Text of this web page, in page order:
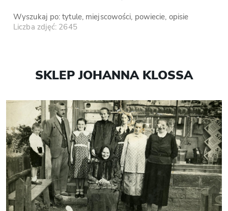
Wyszukaj po: tytule, miejscowości, powiecie, opisie
Liczba zdjęć: 2645
SKLEP JOHANNA KLOSSA